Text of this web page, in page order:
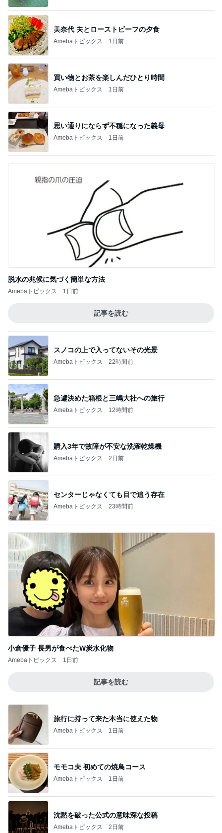
美奈代 夫とローストビーフの夕食
Amebaトピックス 1日前
買い物とお茶を楽しんだひとり時間
Amebaトピックス 1日前
思い通りにならず不穏になった義母
Amebaトピックス 1日前
脱水の兆候に気づく簡単な方法
Amebaトピックス 1日前
記事を読む
スノコの上で入ってないその光景
Amebaトピックス 22時間前
急遽決めた箱根と三嶋大社への旅行
Amebaトピックス 12時間前
購入3年で故障が不安な洗濯乾燥機
Amebaトピックス 2日前
センターじゃなくても目で追う存在
Amebaトピックス 23時間前
小倉優子 長男が食べたW炭水化物
Amebaトピックス 1日前
記事を読む
旅行に持って来た本当に使えた物
Amebaトピックス 1日前
モモコ夫 初めての焼鳥コース
Amebaトピックス 1日前
沈黙を破った公式の意味深な投稿
Amebaトピックス 2日前